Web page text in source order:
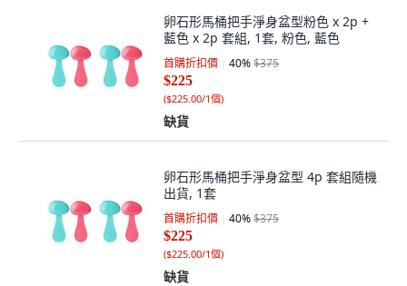
卵石形馬桶把手淨身盆型粉色 x 2p +
藍色 x 2p 套組, 1套, 粉色, 藍色
首購折扣價 40%$375
$225
($225.00/1個)
缺貨
卵石形馬桶把手淨身盆型 4p 套組隨機
出貨, 1套
首購折扣價 40%$375
$225
($225.00/1個)
缺貨